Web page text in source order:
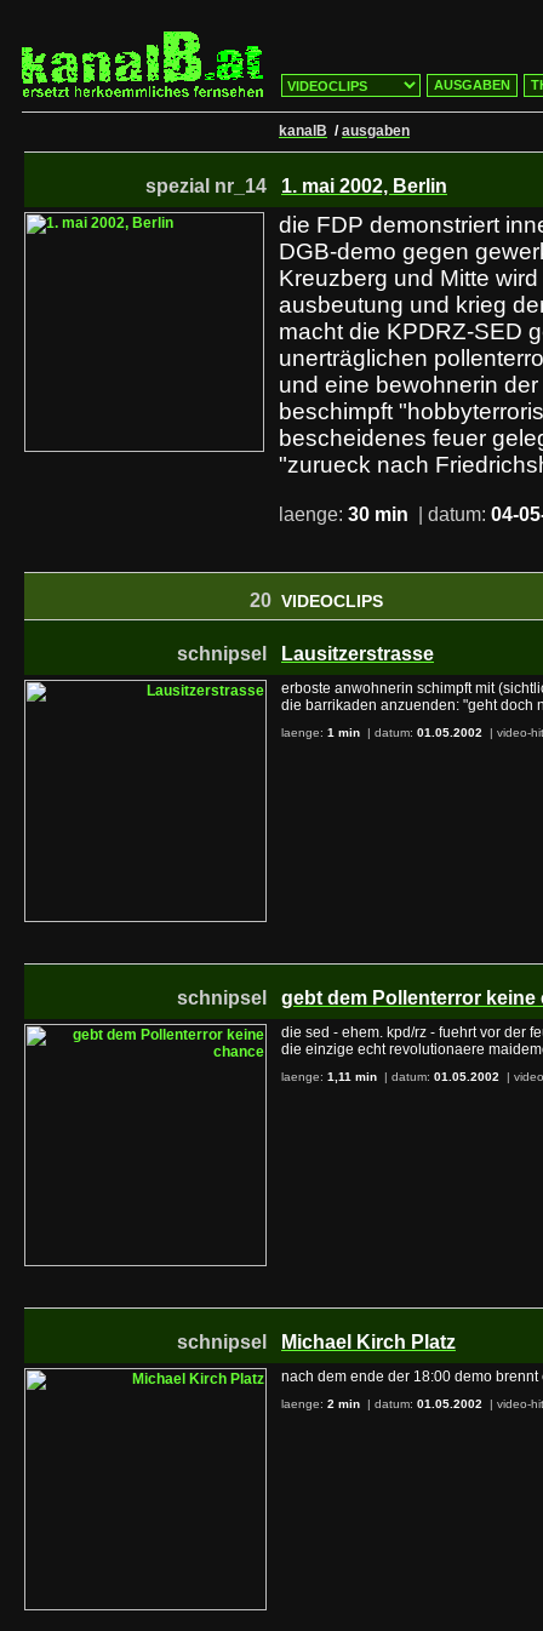
AUSGABEN
kanalB /ausgaben
spezial nr_14 1. mai 2002, Berlin
die FDP demonstriert
DGB-demo gegen
Kreuzberg und Mitte
ausbeutung und krieg
macht die KPDRZ-SED
unerträglichen
und eine bewohnerin
beschimpft
bescheidenes feuer
"zurueck nach
laenge: 30 min | datum: 04-
20 VIDEOCLIPS
schnipsel Lausitzerstrasse
erboste anwohnerin schimpft mit
die barrikaden anzuenden: "geht doch
laenge: 1 min | datum: 01.05.2002 | video-
schnipsel gebt dem Pollenterror keine
die sed - ehem. kpd/rz - fuehrt vor der
die einzige echt revolutionaere
laenge: 1,11 min | datum: 01.05.2002 |
schnipsel Michael Kirch Platz
nach dem ende der 18:00 demo brennt
laenge: 2 min | datum: 01.05.2002 | video-